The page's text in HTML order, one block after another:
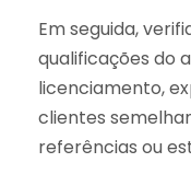
Em seguida,
qualificações do
licenciamento,
clientes
referências ou